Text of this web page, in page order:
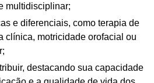
multidisciplinar;
e diferenciais, como terapia de
clínica, motricidade orofacial ou
destacando sua capacidade